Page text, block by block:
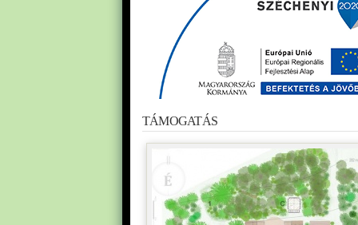
TÁMOGATÁS